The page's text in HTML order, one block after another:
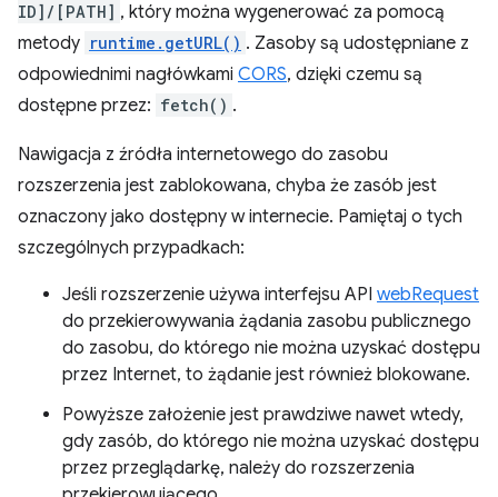
ID]/[PATH] , który można wygenerować za pomocą
metody runtime.getURL() . Zasoby są udostępniane z
odpowiednimi nagłówkami CORS, dzięki czemu są
dostępne przez: fetch() .
Nawigacja z źródła internetowego do zasobu
rozszerzenia jest zablokowana, chyba że zasób jest
oznaczony jako dostępny w internecie. Pamiętaj o tych
szczególnych przypadkach:
Jeśli rozszerzenie używa interfejsu API webRequest
do przekierowywania żądania zasobu publicznego
do zasobu, do którego nie można uzyskać dostępu
przez Internet, to żądanie jest również blokowane.
Powyższe założenie jest prawdziwe nawet wtedy,
gdy zasób, do którego nie można uzyskać dostępu
przez przeglądarkę, należy do rozszerzenia